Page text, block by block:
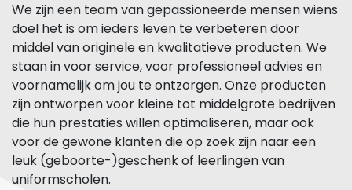
We zijn een team van gepassioneerde mensen wiens
doel het is om ieders leven te verbeteren door
middel van originele en kwalitatieve producten. We
staan in voor service, voor professioneel advies en
voornamelijk om jou te ontzorgen. Onze producten
zijn ontworpen voor kleine tot middelgrote bedrijven
die hun prestaties willen optimaliseren, maar ook
voor de gewone klanten die op zoek zijn naar een
leuk (geboorte-)geschenk of leerlingen van
uniformscholen.